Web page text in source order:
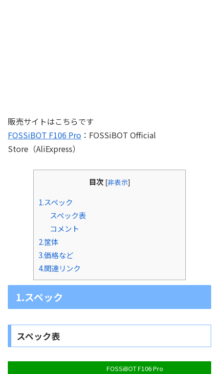
販売サイトはこちらです
FOSSiBOT F106 Pro ：FOSSiBOT Official
Store（AliExpress）
目次 [非表示]
1.スペック
スペック表
コメント
2.筐体
3.価格など
4.関連リンク
1.スペック
スペック表
FOSSiBOT F106 Pro